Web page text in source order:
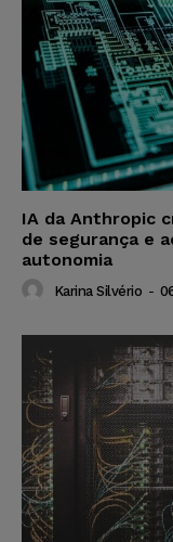
IA da Anthropic
de segurança e
autonomia
Karina Silvério -